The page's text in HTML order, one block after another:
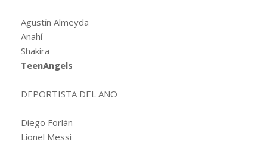
Agustín Almeyda
Anahí
Shakira
TeenAngels
DEPORTISTA DEL AÑO
Diego Forlán
Lionel Messi